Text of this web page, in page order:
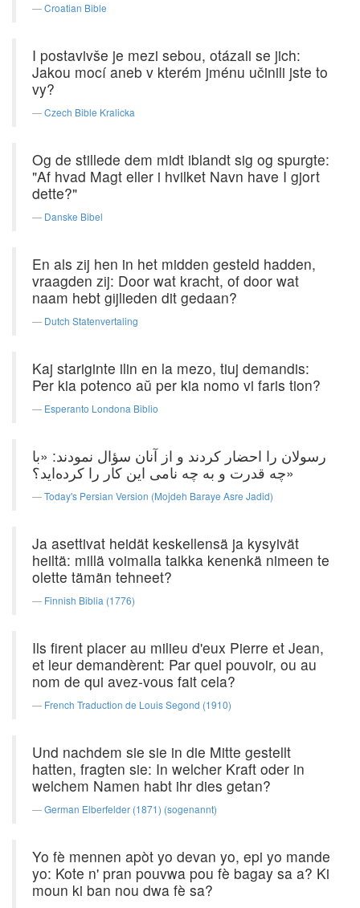
Croatian Bible
I postavivše je mezi sebou, otázali se jich:
Jakou mocí aneb v kterém jménu učinili jste to
vy?
Czech Bible Kralicka
Og de stillede dem midt iblandt sig og spurgte:
"Af hvad Magt eller i hvilket Navn have I gjort
dette?"
Danske Bibel
En als zij hen in het midden gesteld hadden,
vraagden zij: Door wat kracht, of door wat
naam hebt gijlieden dit gedaan?
Dutch Statenvertaling
Kaj stariginte ilin en la mezo, tiuj demandis:
Per kia potenco aŭ per kia nomo vi faris tion?
Esperanto Londona Biblio
رسولان را احضار كردند و از آنان سؤال نمودند: «با
چه قدرت و به چه نامی این كار را کرده‌اید؟»
Today's Persian Version (Mojdeh Baraye Asre Jadid)
Ja asettivat heidät keskellensä ja kysyivät
heiltä: millä voimalla taikka kenenkä nimeen te
olette tämän tehneet?
Finnish Biblia (1776)
Ils firent placer au milieu d'eux Pierre et Jean,
et leur demandèrent: Par quel pouvoir, ou au
nom de qui avez-vous fait cela?
French Traduction de Louis Segond (1910)
Und nachdem sie sie in die Mitte gestellt
hatten, fragten sie: In welcher Kraft oder in
welchem Namen habt ihr dies getan?
German Elberfelder (1871) (sogenannt)
Yo fè mennen apòt yo devan yo, epi yo mande
yo: Kote n' pran pouvwa pou fè bagay sa a? Ki
moun ki ban nou dwa fè sa?